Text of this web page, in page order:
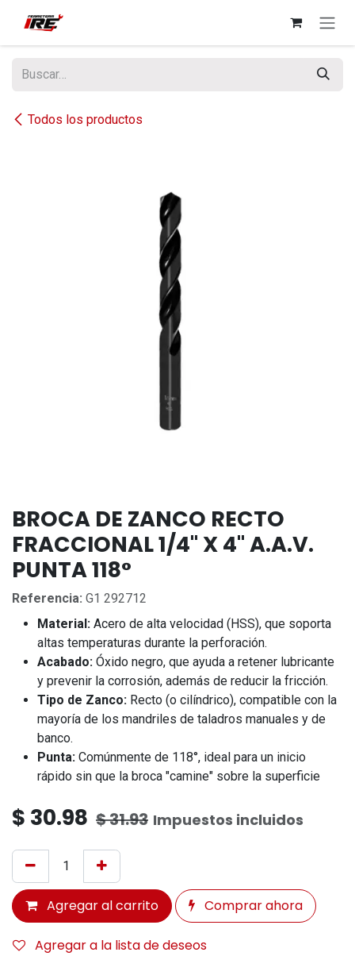
Todos los productos
BROCA DE ZANCO RECTO
FRACCIONAL 1/4" X 4" A.A.V.
PUNTA 118°
Referencia: G1 292712
Material: Acero de alta velocidad (HSS), que soporta
altas temperaturas durante la perforación.
Acabado: Óxido negro, que ayuda a retener lubricante
y prevenir la corrosión, además de reducir la fricción.
Tipo de Zanco: Recto (o cilíndrico), compatible con la
mayoría de los mandriles de taladros manuales y de
banco.
Punta: Comúnmente de 118°, ideal para un inicio
rápido sin que la broca "camine" sobre la superficie
$ 30.98 $31.93 Impuestos incluidos
Agregar al carrito Comprar ahora
Agregar a la lista de deseos